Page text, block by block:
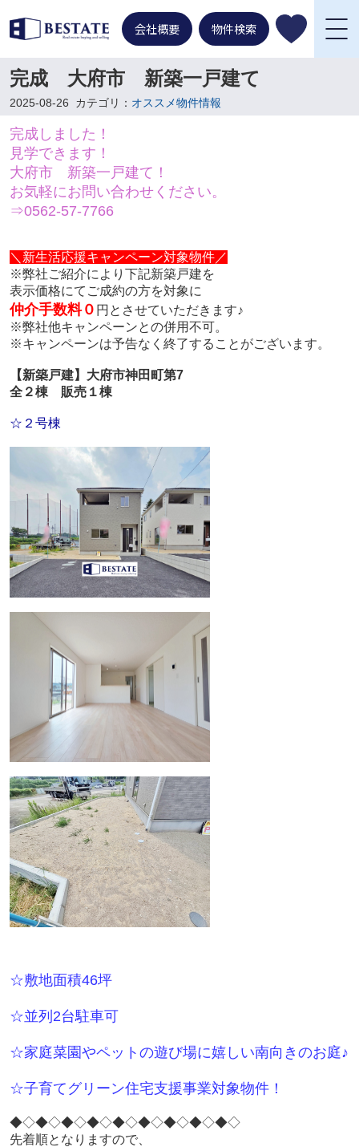
会社概要 物件検索
完成 大府市 新築一戸建て
2025-08-26 カテゴリ： オススメ物件情報
完成しました！
見学できます！
大府市 新築一戸建て！
お気軽にお問い合わせください。
⇒0562-57-7766
＼新生活応援キャンペーン対象物件／
※弊社ご紹介により下記新築戸建を
表示価格にてご成約の方を対象に
仲介手数料０ 円とさせていただきます♪
※弊社他キャンペーンとの併用不可。
※キャンペーンは予告なく終了することがございます。
【新築戸建】大府市神田町第7
全２棟 販売１棟
☆２号棟
☆敷地面積46坪
☆並列2台駐車可
☆家庭菜園やペットの遊び場に嬉しい南向きのお庭♪
☆子育てグリーン住宅支援事業対象物件！
◆◇◆◇◆◇◆◇◆◇◆◇◆◇◆◇◆◇
先着順となりますので、